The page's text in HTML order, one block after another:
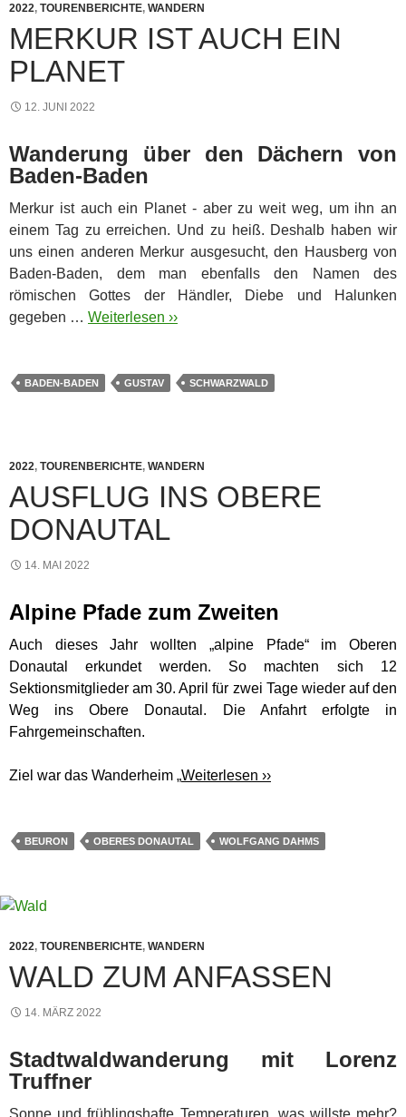
2022, TOURENBERICHTE, WANDERN
MERKUR IST AUCH EIN
PLANET
12. JUNI 2022
Wanderung über den Dächern von
Baden-Baden
Merkur ist auch ein Planet - aber zu weit weg, um ihn an
einem Tag zu erreichen. Und zu heiß. Deshalb haben wir
uns einen anderen Merkur ausgesucht, den Hausberg von
Baden-Baden, dem man ebenfalls den Namen des
römischen Gottes der Händler, Diebe und Halunken
gegeben … Weiterlesen ››
BADEN-BADEN GUSTAV SCHWARZWALD
2022, TOURENBERICHTE, WANDERN
AUSFLUG INS OBERE
DONAUTAL
14. MAI 2022
Alpine Pfade zum Zweiten
Auch dieses Jahr wollten „alpine Pfade“ im Oberen
Donautal erkundet werden. So machten sich 12
Sektionsmitglieder am 30. April für zwei Tage wieder auf den
Weg ins Obere Donautal. Die Anfahrt erfolgte in
Fahrgemeinschaften.
Ziel war das Wanderheim „Weiterlesen ››
BEURON OBERES DONAUTAL WOLFGANG DAHMS
2022, TOURENBERICHTE, WANDERN
WALD ZUM ANFASSEN
14. MÄRZ 2022
Stadtwaldwanderung mit Lorenz
Truffner
Sonne und frühlingshafte Temperaturen, was willste mehr?